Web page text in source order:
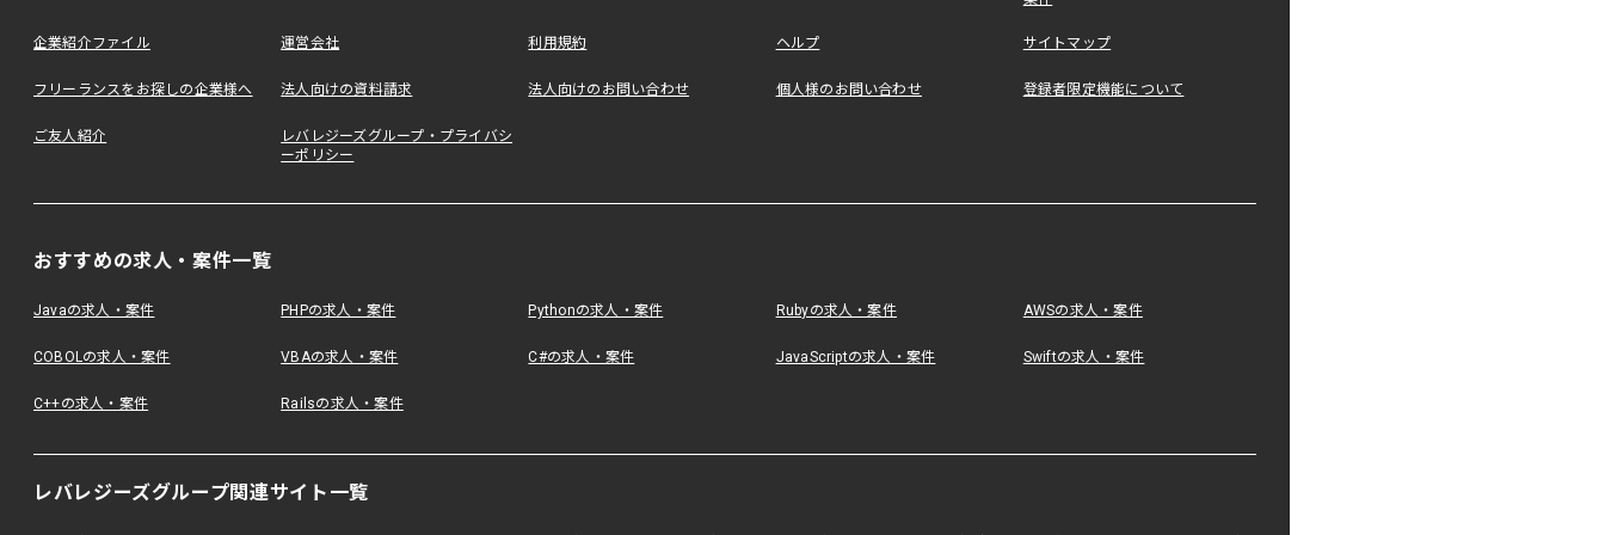
企業紹介ファイル 運営会社 利用規約 ヘルプ サイトマップ
フリーランスをお探しの企業様へ 法人向けの資料請求 法人向けのお問い合わせ 個人様のお問い合わせ 登録者限定機能について
ご友人紹介
レバレジーズグループ・プライバシ
ーポリシー
おすすめの求人・案件一覧
Javaの求人・案件 PHPの求人・案件 Pythonの求人・案件 Rubyの求人・案件 AWSの求人・案件
COBOLの求人・案件 VBAの求人・案件 C#の求人・案件 JavaScriptの求人・案件 Swiftの求人・案件
C++の求人・案件 Railsの求人・案件
レバレジーズグループ関連サイト一覧